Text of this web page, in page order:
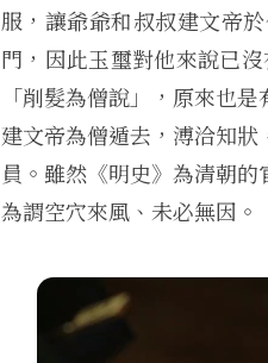
服，讓爺爺和叔叔建文帝
門，因此玉璽對他來說已
「削髮為僧說」，原來也
建文帝為僧遁去，溥洽知
員。雖然《明史》為清朝
為謂空穴來風、未必無因。